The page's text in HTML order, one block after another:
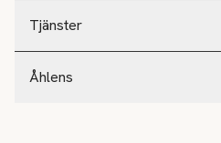
Tjänster
Åhlens